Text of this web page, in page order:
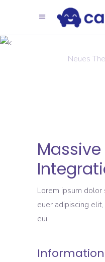
Neues
Massive
Lorem ipsum
euer adipiscing
eui.